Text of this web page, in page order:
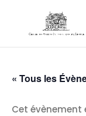
« Tous les
Cet évènement